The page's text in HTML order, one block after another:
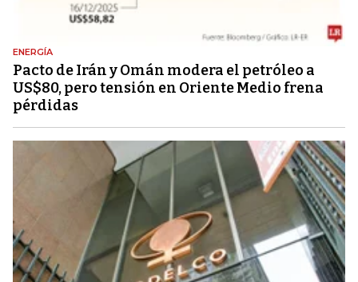
ENERGÍA
Pacto de Irán y Omán modera el petróleo a
US$80, pero tensión en Oriente Medio frena
pérdidas